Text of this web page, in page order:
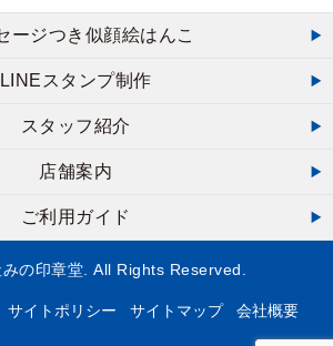
ージつき似顔絵はんこ
LINEスタンプ制作
スタッフ紹介
店舗案内
ご利用ガイド
の印章堂. All Rights Reserved.
サイトポリシー サイトマップ 会社概要